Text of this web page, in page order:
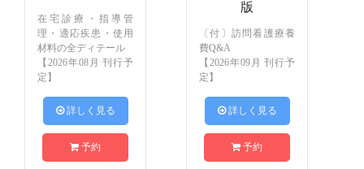
在宅診療・指導管
理・適応疾患・使用
材料の全ディテール
【2026年08月 刊行予
定】
 詳しく見る
予約
版
〔付〕訪問看護療養
費Q&A
【2026年09月 刊行予
定】
 詳しく見る
予約